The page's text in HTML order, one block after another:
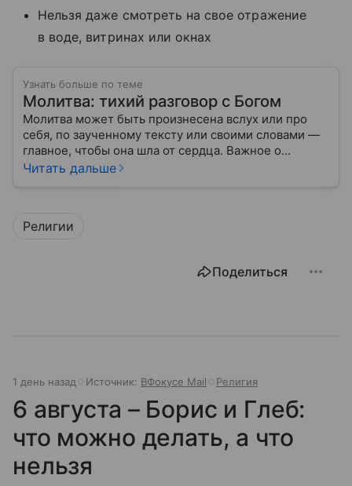
Нельзя даже смотреть на свое отражение
в воде, витринах или окнах
Узнать больше по теме
Молитва: тихий разговор с Богом
Молитва может быть произнесена вслух или про
себя, по заученному тексту или своими словами —
главное, чтобы она шла от сердца. Важное о
значении молитв — в нашем материале.
Читать дальше
Религии
Поделиться
1 день назад Источник: ВФокусе Mail Религия
6 августа – Борис и Глеб:
что можно делать, а что
нельзя